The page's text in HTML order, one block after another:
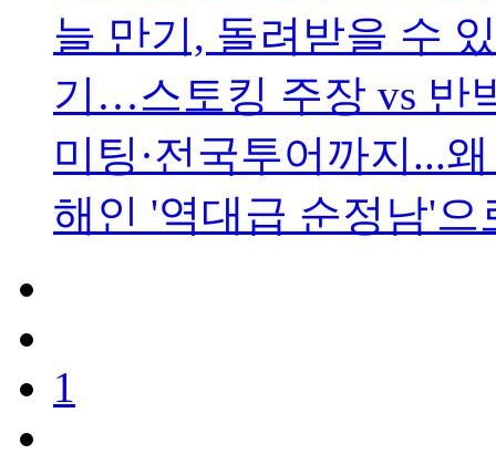
늘 만기, 돌려받을 수
기…스토킹 주장 vs 반
미팅·전국투어까지...
해인 '역대급 순정남'으
1